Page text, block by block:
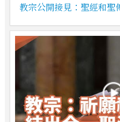
教宗公開接見：聖經和聖